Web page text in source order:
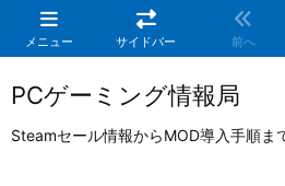
メニュー サイドバー 前へ
PCゲーミング情報局
Steamセール情報からMOD導入手順ま